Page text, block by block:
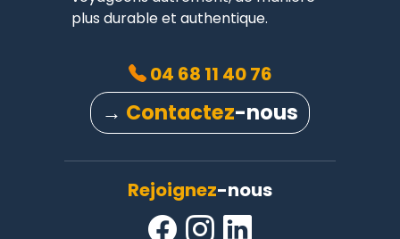
plus durable et authentique.
Rejoignez-nous
04 68 11 40 76
→ Contactez-nous